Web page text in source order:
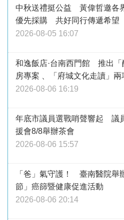
中秋送禮挺公益 黃偉哲邀各
優先採購 共好同行傳遞希望
2026-08-05 16:07
和逸飯店·台南西門館 推出「
房專案 、「府城文化走讀」
2026-08-06 16:19
年底市議員選戰哨聲響起 議
援會8/8舉辦茶會
2026-08-06 15:57
「爸」氣守護！ 臺南醫院舉
節」癌篩暨健康促進活動
2026-08-06 20:14